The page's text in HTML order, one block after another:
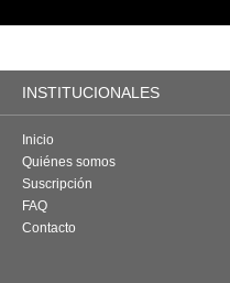
INSTITUCIONALES
Inicio
Quiénes somos
Suscripción
FAQ
Contacto